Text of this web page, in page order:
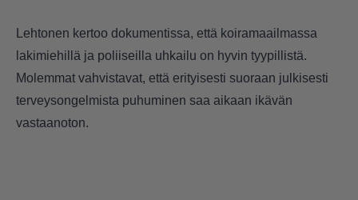
Lehtonen kertoo dokumentissa, että koiramaailmassa
lakimiehillä ja poliiseilla uhkailu on hyvin tyypillistä.
Molemmat vahvistavat, että erityisesti suoraan julkisesti
terveysongelmista puhuminen saa aikaan ikävän
vastaanoton.